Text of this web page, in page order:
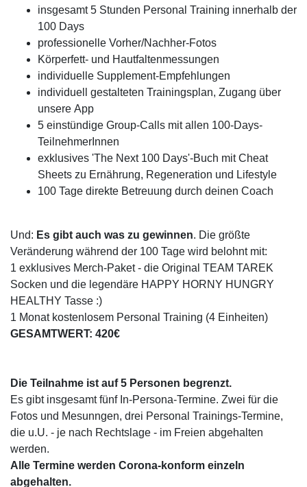
insgesamt 5 Stunden Personal Training innerhalb der
100 Days
professionelle Vorher/Nachher-Fotos
Körperfett- und Hautfaltenmessungen
individuelle Supplement-Empfehlungen
individuell gestalteten Trainingsplan, Zugang über
unsere App
5 einstündige Group-Calls mit allen 100-Days-
TeilnehmerInnen
exklusives 'The Next 100 Days'-Buch mit Cheat
Sheets zu Ernährung, Regeneration und Lifestyle
100 Tage direkte Betreuung durch deinen Coach
Und: Es gibt auch was zu gewinnen. Die größte
Veränderung während der 100 Tage wird belohnt mit:
1 exklusives Merch-Paket - die Original TEAM TAREK
Socken und die legendäre HAPPY HORNY HUNGRY
HEALTHY Tasse :)
1 Monat kostenlosem Personal Training (4 Einheiten)
GESAMTWERT: 420€
Die Teilnahme ist auf 5 Personen begrenzt.
Es gibt insgesamt fünf In-Persona-Termine. Zwei für die
Fotos und Mesunngen, drei Personal Trainings-Termine,
die u.U. - je nach Rechtslage - im Freien abgehalten
werden.
Alle Termine werden Corona-konform einzeln
abgehalten.